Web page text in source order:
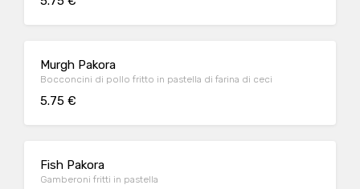
Murgh Pakora
Bocconcini di pollo fritto in pastella di farina di ceci
5.75 €
Fish Pakora
Gamberoni fritti in pastella